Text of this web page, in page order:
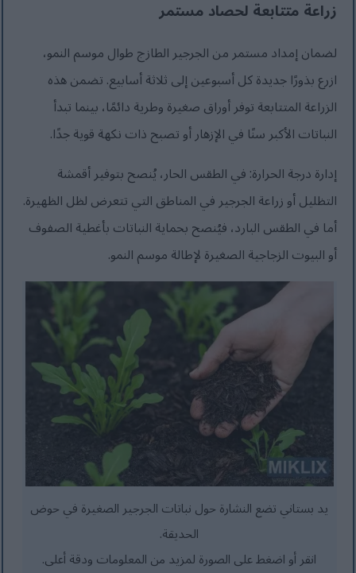
زراعة متتابعة لحصاد مستمر
لضمان إمداد مستمر من الجرجير الطازج طوال موسم النمو،
ازرع بذورًا جديدة كل أسبوعين إلى ثلاثة أسابيع. تضمن هذه
الزراعة المتتابعة توفر أوراق صغيرة وطرية دائمًا، بينما تبدأ
النباتات الأكبر سنًا في الإزهار أو تصبح ذات نكهة قوية جدًا.
إدارة درجة الحرارة: في الطقس الحار، يُنصح بتوفير أقمشة
التظليل أو زراعة الجرجير في المناطق التي تتعرض لظل الظهيرة.
أما في الطقس البارد، فيُنصح بحماية النباتات بأغطية الصفوف
أو البيوت الزجاجية الصغيرة لإطالة موسم النمو.
يد بستاني تضع النشارة حول نباتات الجرجير الصغيرة في حوض
الحديقة.
انقر أو اضغط على الصورة لمزيد من المعلومات ودقة أعلى.